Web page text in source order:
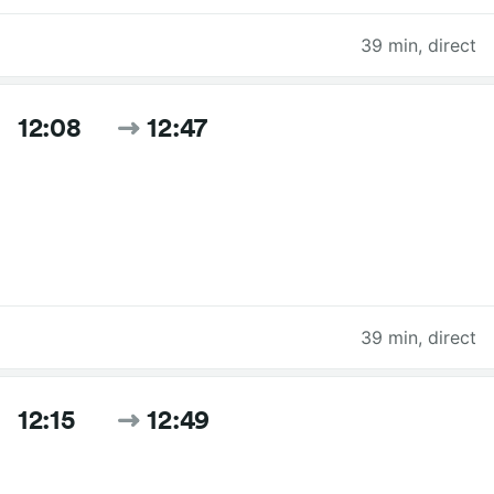
39 min, direct
12:08 12:47
39 min, direct
12:15 12:49